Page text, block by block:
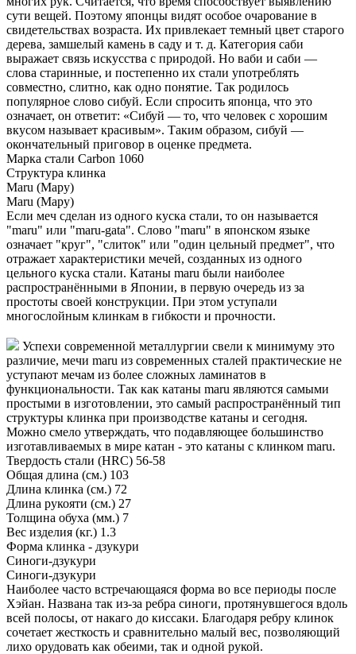
сути вещей. Поэтому японцы видят особое очарование в
свидетельствах возраста. Их привлекает темный цвет старого
дерева, замшелый камень в саду и т. д. Категория саби
выражает связь искусства с природой. Но ваби и саби —
слова старинные, и постепенно их стали употреблять
совместно, слитно, как одно понятие. Так родилось
популярное слово сибуй. Если спросить японца, что это
означает, он ответит: «Сибуй — то, что человек с хорошим
вкусом называет красивым». Таким образом, сибуй —
окончательный приговор в оценке предмета.
Марка стали Carbon 1060
Структура клинка
Maru (Мару)
Maru (Мару)
Если меч сделан из одного куска стали, то он называется
"maru" или "maru-gata". Слово "maru" в японском языке
означает "круг", "слиток" или "один цельный предмет", что
отражает характеристики мечей, созданных из одного
цельного куска стали. Катаны maru были наиболее
распространёнными в Японии, в первую очередь из за
простоты своей конструкции. При этом уступали
многослойным клинкам в гибкости и прочности.
Успехи современной металлургии свели к минимуму это
различие, мечи maru из современных сталей практические не
уступают мечам из более сложных ламинатов в
функциональности. Так как катаны maru являются самыми
простыми в изготовлении, это самый распространённый тип
структуры клинка при производстве катаны и сегодня.
Можно смело утверждать, что подавляющее большинство
изготавливаемых в мире катан - это катаны с клинком maru.
Твердость стали (HRC) 56-58
Общая длина (см.) 103
Длина клинка (см.) 72
Длина рукояти (см.) 27
Толщина обуха (мм.) 7
Вес изделия (кг.) 1.3
Форма клинка - дзукури
Синоги-дзукури
Синоги-дзукури
Наиболее часто встречающаяся форма во все периоды после
Хэйан. Названа так из-за ребра синоги, протянувшегося вдоль
всей полосы, от накаго до киссаки. Благодаря ребру клинок
сочетает жесткость и сравнительно малый вес, позволяющий
лихо орудовать как обеими, так и одной рукой.